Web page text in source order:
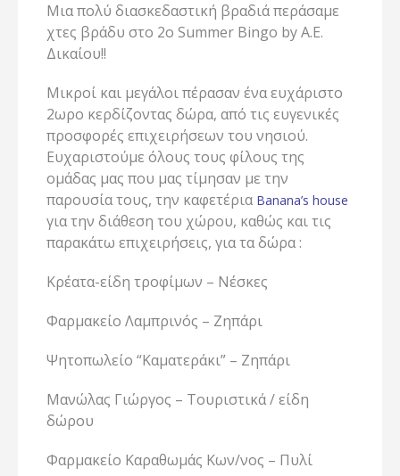
Μια πολύ διασκεδαστική βραδιά περάσαμε
χτες βράδυ στο 2o Summer Bingo by Α.Ε.
Δικαίου!!
Μικροί και μεγάλοι πέρασαν ένα ευχάριστο
2ωρο κερδίζοντας δώρα, από τις ευγενικές
προσφορές επιχειρήσεων του νησιού.
Ευχαριστούμε όλους τους φίλους της
ομάδας μας που μας τίμησαν με την
παρουσία τους, την καφετέρια Banana’s house
για την διάθεση του χώρου, καθώς και τις
παρακάτω επιχειρήσεις, για τα δώρα :
Κρέατα-είδη τροφίμων – Νέσκες
Φαρμακείο Λαμπρινός – Ζηπάρι
Ψητοπωλείο “Καματεράκι” – Ζηπάρι
Μανώλας Γιώργος – Τουριστικά / είδη
δώρου
Φαρμακείο Καραθωμάς Κων/νος – Πυλί